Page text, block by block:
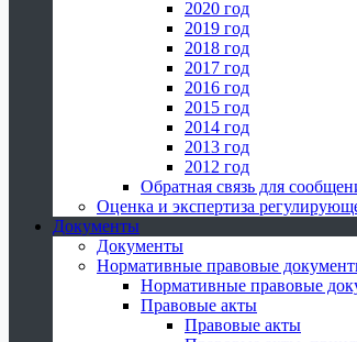
2020 год
2019 год
2018 год
2017 год
2016 год
2015 год
2014 год
2013 год
2012 год
Обратная связь для
Оценка и экспертиза
Документы
Документы
Нормативные правовые
Нормативные правовые
Правовые акты
Правовые акты